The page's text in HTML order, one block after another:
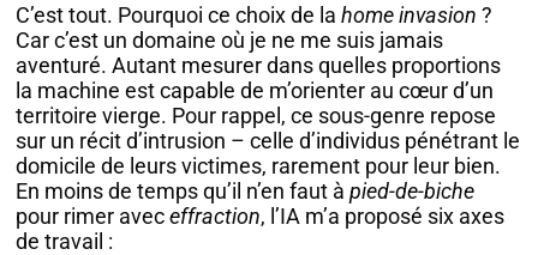
C’est tout. Pourquoi ce choix de lahome invasion ?
Car c’est un domaine où je ne me suis jamais
aventuré. Autant mesurer dans quelles proportions
la machine est capable de m’orienter au cœur d’un
territoire vierge. Pour rappel, ce sous-genre repose
sur un récit d’intrusion – celle d’individus pénétrant le
domicile de leurs victimes, rarement pour leur bien.
En moins de temps qu’il n’en faut àpied-de-biche
pour rimer aveceffraction, l’IA m’a proposé six axes
de travail :